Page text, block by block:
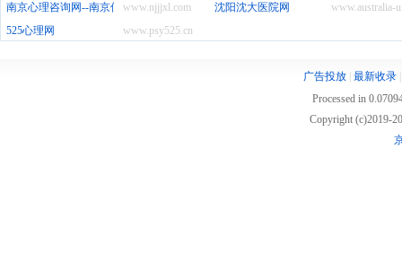
www.njjjxl.com
南京心理咨询网--南京佳境心理咨询中心 www.australia-
沈阳沈大医院网
www.psy525.cn
525心理网
广告投放 最新收录
Processed in
Copyright (c)2019-